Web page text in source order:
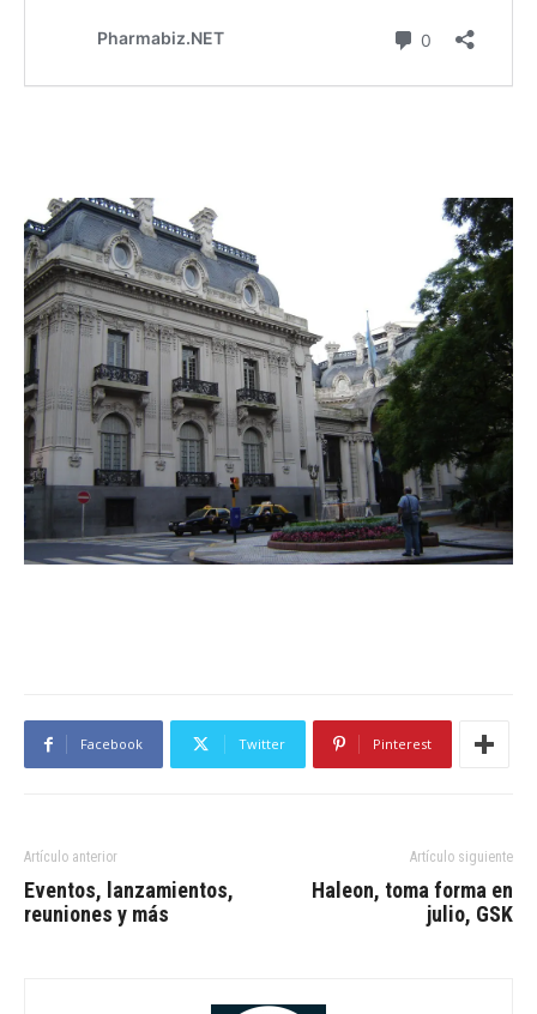
Facebook Twitter Pinterest
Artículo anterior
Eventos, lanzamientos,
reuniones y más
Artículo siguiente
Haleon, toma forma en
julio, GSK